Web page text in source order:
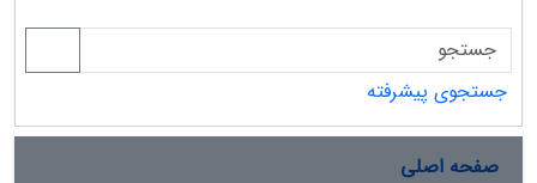
جستجوی پیشرفته
صفحه اصلی